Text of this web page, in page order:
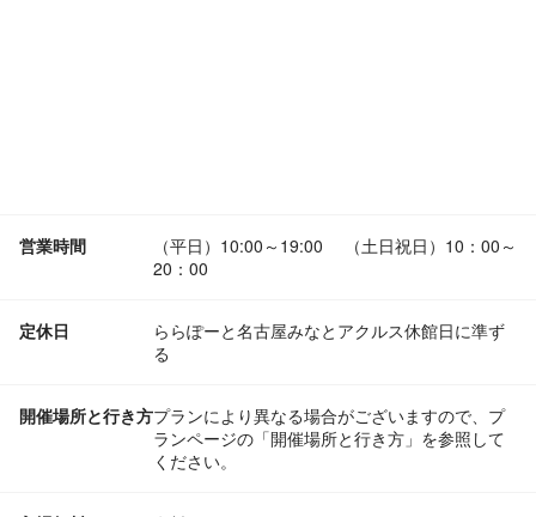
営業時間
（平日）10:00～19:00 （土日祝日）10：00～
20：00
定休日
ららぽーと名古屋みなとアクルス休館日に準ず
る
開催場所と行き方プランにより異なる場合がございますので、プ
ランページの「開催場所と行き方」を参照して
ください。